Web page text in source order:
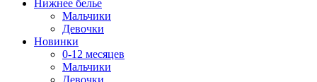
Нижнее белье
Мальчики
Девочки
Новинки
0-12 месяцев
Мальчики
Девочки